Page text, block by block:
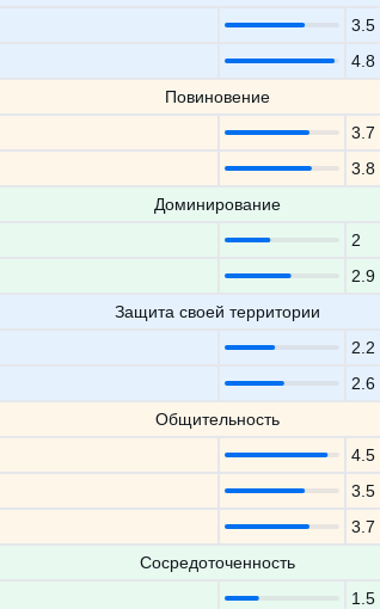
3.5
4.8
Повиновение
3.7
3.8
Доминирование
2
2.9
Защита своей территории
2.2
2.6
Общительность
4.5
3.5
3.7
Сосредоточенность
1.5